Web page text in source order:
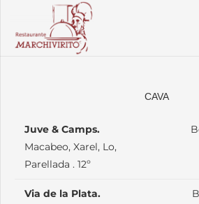
CAVA
Juve & Camps.
Macabeo, Xarel, Lo,
Parellada . 12º
Via de la Plata.